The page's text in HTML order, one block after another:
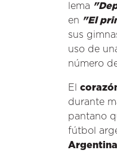
lema
en "El
sus
uso de
número
El
durante
pantano
fútbol
Argentina